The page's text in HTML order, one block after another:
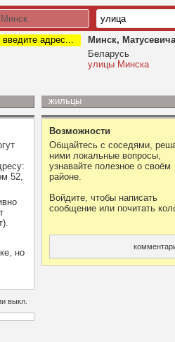
введите адрес...
Минск,
Беларусь
улицы Минска
52,
но
выкл.
жильцы
Возможности
Общайтесь с соседями,
ними локальные вопросы,
узнавайте полезное о своём
районе.
Войдите, чтобы написать
сообщение или почитать